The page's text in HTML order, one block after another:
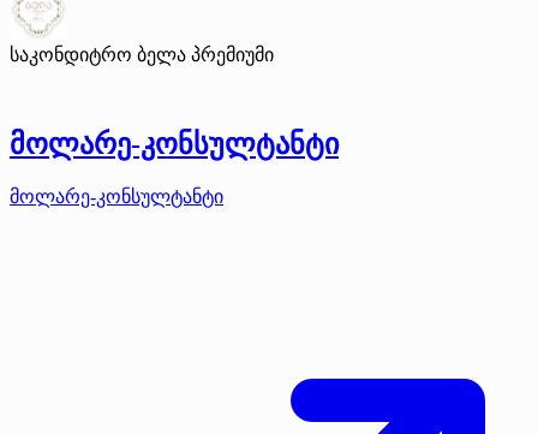
საკონდიტრო ბელა პრემიუმი
მოლარე-კონსულტანტი
მოლარე-კონსულტანტი